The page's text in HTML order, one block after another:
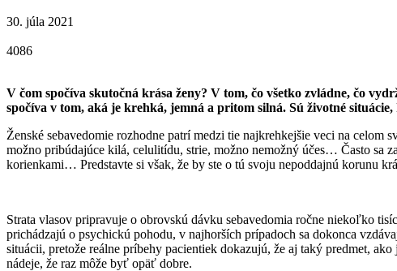
30. júla 2021
4086
V čom spočíva skutočná krása ženy? V tom, čo všetko zvládne, čo
spočíva v tom, aká je krehká, jemná a pritom silná. Sú životné
Ženské sebavedomie rozhodne patrí medzi tie najkrehkejšie veci na
možno pribúdajúce kilá, celulitídu, strie, možno nemožný účes… Často sa
korienkami… Predstavte si však, že by ste o tú svoju nepoddajnú korunu
Strata vlasov pripravuje o obrovskú dávku sebavedomia ročne niekoľko
prichádzajú o psychickú pohodu, v najhorších prípadoch sa dokonca
situácii, pretože reálne príbehy pacientiek dokazujú, že aj taký predmet,
nádeje, že raz môže byť opäť dobre.